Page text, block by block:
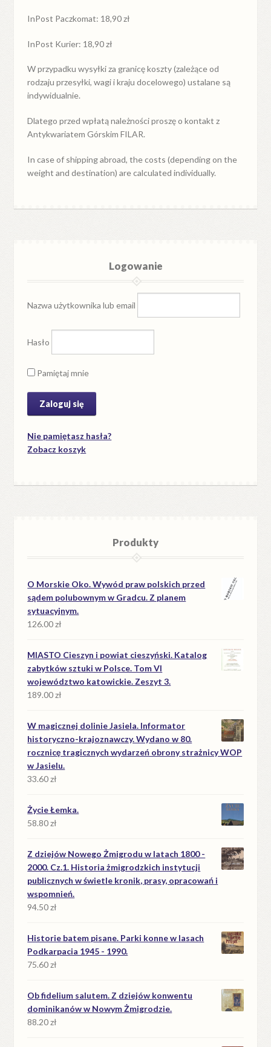
InPost Paczkomat: 18,90 zł
InPost Kurier: 18,90 zł
W przypadkuwysyłkiza granicękoszty (zależące od
rodzaju przesyłki, wagi i kraju docelowego) ustalane są
indywidualnie.
Dlatego przed wpłatą należności proszę o kontakt z
Antykwariatem Górskim FILAR.
In case of shipping abroad, the costs (depending on the
weight and destination) are calculated individually.
Logowanie
Nazwa użytkownika lub email
Hasło
Pamiętaj mnie
Nie pamiętasz hasła?
Zobacz koszyk
Produkty
O Morskie Oko. Wywód praw polskich przed
sądem polubownym w Gradcu. Z planem
sytuacyjnym.
126.00zł
MIASTO Cieszyn i powiat cieszyński. Katalog
zabytków sztuki w Polsce. Tom VI
województwo katowickie. Zeszyt 3.
189.00zł
W magicznej dolinie Jasiela. Informator
historyczno-krajoznawczy. Wydano w 80.
rocznicę tragicznych wydarzeń obrony strażnicy WOP
w Jasielu.
33.60zł
Życie Łemka.
58.80zł
Z dziejów Nowego Żmigrodu w latach 1800 -
2000. Cz.1. Historia żmigrodzkich instytucji
publicznych w świetle kronik, prasy, opracowań i
wspomnień.
94.50zł
Historie batem pisane. Parki konne w lasach
Podkarpacia 1945 - 1990.
75.60zł
Ob fidelium salutem. Z dziejów konwentu
dominikanów w Nowym Żmigrodzie.
88.20zł